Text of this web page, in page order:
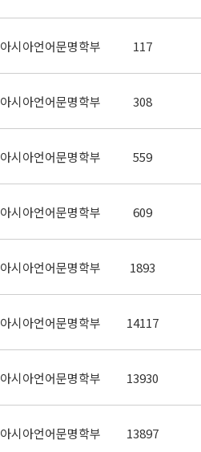
아시아언어문명학부 117
아시아언어문명학부 308
아시아언어문명학부 559
아시아언어문명학부 609
아시아언어문명학부 1893
아시아언어문명학부 14117
아시아언어문명학부 13930
아시아언어문명학부 13897